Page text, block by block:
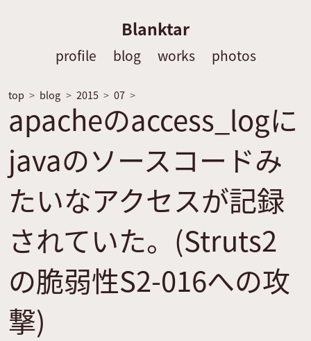
Blanktar
profile blog works photos
top blog 2015 07
apacheのaccess_logに
javaのソースコードみ
たいなアクセスが記録
されていた。(Struts2
の脆弱性S2-016への攻
撃)